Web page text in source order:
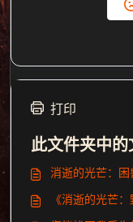
打印
此文件夹中的
消逝的光芒：困
《消逝的光芒：